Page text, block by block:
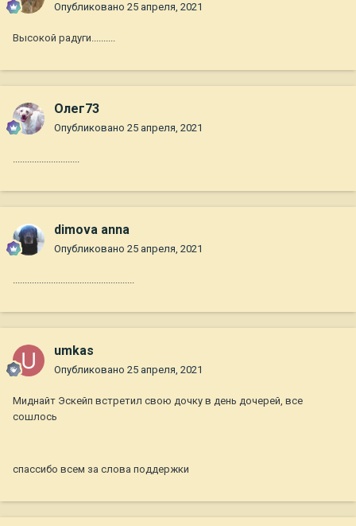
Опубликовано 25 апреля, 2021
Высокой радуги..........
Олег73
Опубликовано 25 апреля, 2021
............................
dimova anna
Опубликовано 25 апреля, 2021
...................................................
umkas
Опубликовано 25 апреля, 2021
Миднайт Эскейп встретил свою дочку в день дочерей, все
сошлось
спассибо всем за слова поддержки